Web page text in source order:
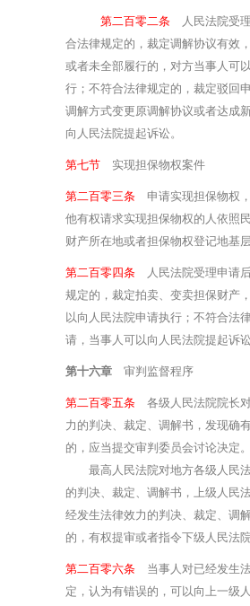
第二百零二条
人民法院受
合法律规定的，裁定调解协议有效
或者未全部履行的，对方当事人可
行；不符合法律规定的，裁定驳回
调解方式变更原调解协议或者达成
向人民法院提起诉讼。
第七节 实现担保物权案件
第二百零三条 申请实现担保物权
他有权请求实现担保物权的人依照
财产所在地或者担保物权登记地基
第二百零四条
人民法院受理申请
规定的，裁定拍卖、变卖担保财产
以向人民法院申请执行；不符合法
请，当事人可以向人民法院提起诉讼
第十六章 审判监督程序
第二百零五条 各级人民法院院长
力的判决、裁定、调解书，发现确
的，应当提交审判委员会讨论决定。
最高人民法院对地方各级人民法
的判决、裁定、调解书，上级人民
经发生法律效力的判决、裁定、调
的，有权提审或者指令下级人民法院
第二百零六条 当事人对已经发生
定，认为有错误的，可以向上一级